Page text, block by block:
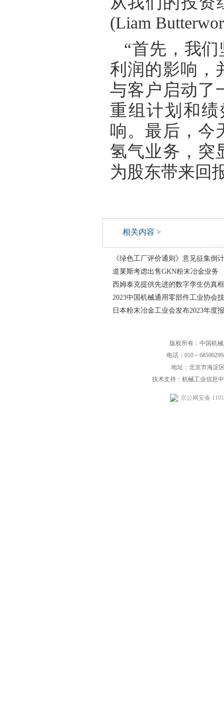
(Liam
“首先，我
利润的影响，
与客户启动了
重组计划和
响。最后，今
氢气业务，突
为股东带来回
相关内容 >
《绿色工厂评价通则》意见征集倒
道莱斯考虑出售GKN粉末冶金业务
西姆泰克提供先进的数字孪生仿真
2023中国机械通用零部件工业协会
日本粉末冶金工业会发布2023年度
版权所有：中国机
电话：010－
地址：北京市海淀
技术支持：机械工业信息
京公网安备